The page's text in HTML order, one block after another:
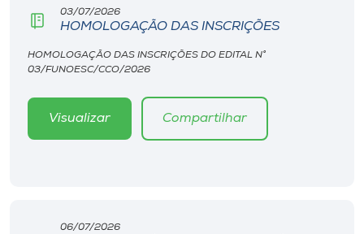
03/07/2026
HOMOLOGAÇÃO DAS INSCRIÇÕES
HOMOLOGAÇÃO DAS INSCRIÇÕES DO EDITAL N°
03/FUNOESC/CCO/2026
Visualizar Compartilhar
06/07/2026